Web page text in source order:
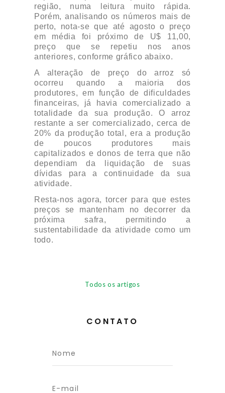
região, numa leitura muito rápida.
Porém, analisando os números mais de
perto, nota-se que até agosto o preço
em média foi próximo de U$ 11,00,
preço que se repetiu nos anos
anteriores, conforme gráfico abaixo.
A alteração de preço do arroz só
ocorreu quando a maioria dos
produtores, em função de dificuldades
financeiras, já havia comercializado a
totalidade da sua produção. O arroz
restante a ser comercializado, cerca de
20% da produção total, era a produção
de poucos produtores mais
capitalizados e donos de terra que não
dependiam da liquidação de suas
dívidas para a continuidade da sua
atividade.
Resta-nos agora, torcer para que estes
preços se mantenham no decorrer da
próxima safra, permitindo a
sustentabilidade da atividade como um
todo.
Todos os artigos
CONTATO